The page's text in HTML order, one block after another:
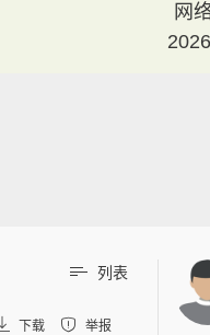
网
列表
下载 举报